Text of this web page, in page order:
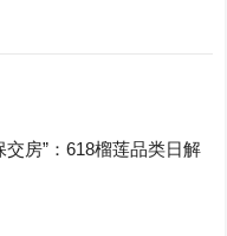
交房”：618榴莲品类日解